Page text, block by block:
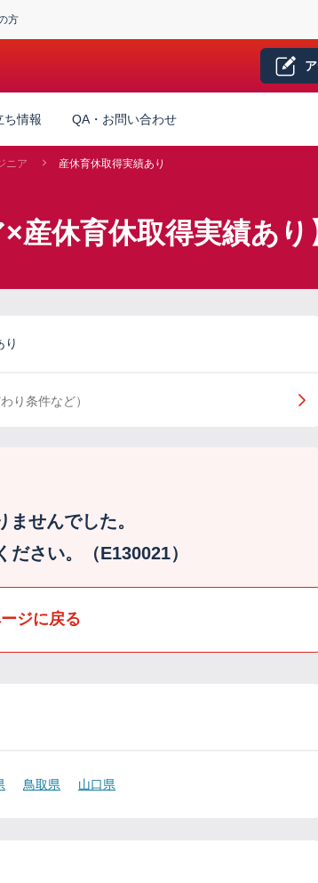
方
ち情報 QA・お問い合わせ
ニア 産休育休取得実績あり
産休育休取得実績あ
り
り条件など）
せんでした。
さい。（E130021）
ジに戻る
鳥取県 山口県